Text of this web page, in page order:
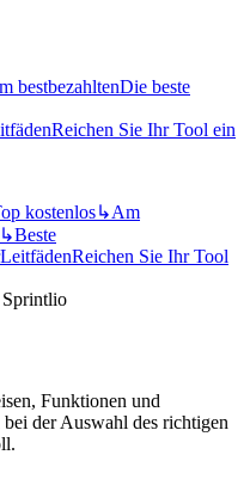
bestbezahltenDie beste
Reichen Sie Ihr Tool ein
kostenlos↳Am
↳Beste
LeitfädenReichen Sie Ihr Tool
Funktionen und
der Auswahl des richtigen